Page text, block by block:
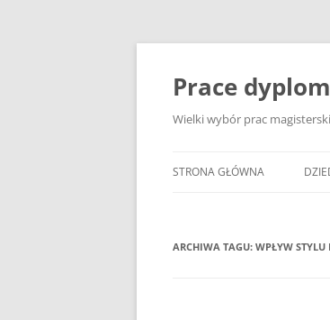
Przejdź
Prace
Wielki wybór prac
STRONA GŁÓWNA
ARCHIWA TAGU: WPŁYW